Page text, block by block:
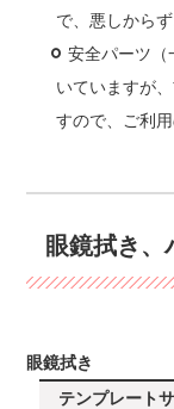
で、悪しから
安全パーツ（
いていますが
すので、ご利
眼鏡拭き、
眼鏡拭き
テンプレート